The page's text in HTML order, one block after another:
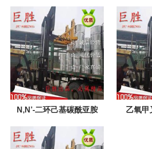
N,N’-二环己基碳酰亚胺 乙氧甲